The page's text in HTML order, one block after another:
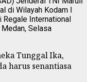
di Wilayah Kodam I
Regale International
Selasa
Tunggal Ika,
harus senantiasa